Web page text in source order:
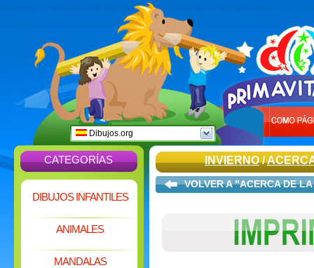
Dibujos.org
CATEGORÍAS
DIBUJOS INFANTILES
ANIMALES
MANDALAS
INVIERNO/
VOLVER A "ACERCA DE